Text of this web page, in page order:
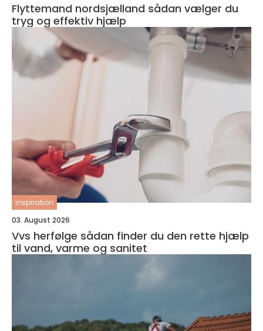
Flyttemand nordsjælland sådan vælger du
tryg og effektiv hjælp
inspiration
03. August 2026
Vvs herfølge sådan finder du den rette hjælp
til vand, varme og sanitet